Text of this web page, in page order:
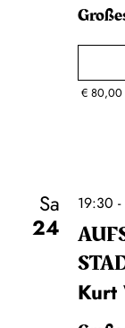
€80,00
Sa
24
19:30
Kurt